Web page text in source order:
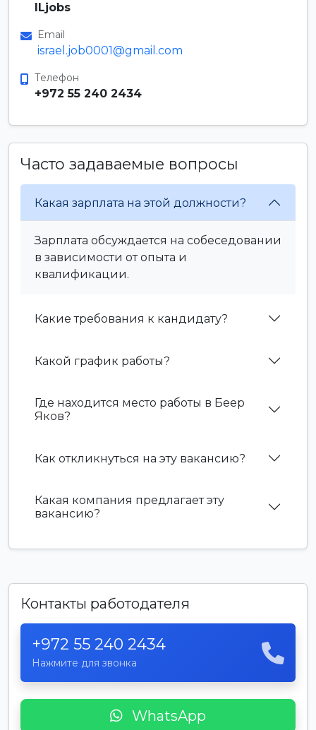
ILjobs
Email
israel.job0001@gmail.com
Телефон
+972 55 240 2434
Часто задаваемые вопросы
Какая зарплата на этой должности?
Зарплата обсуждается на собеседовании
в зависимости от опыта и
квалификации.
Какие требования к кандидату?
Какой график работы?
Где находится место работы в Беер
Яков?
Как откликнуться на эту вакансию?
Какая компания предлагает эту
вакансию?
Контакты работодателя
+972 55 240 2434
Нажмите для звонка
WhatsApp